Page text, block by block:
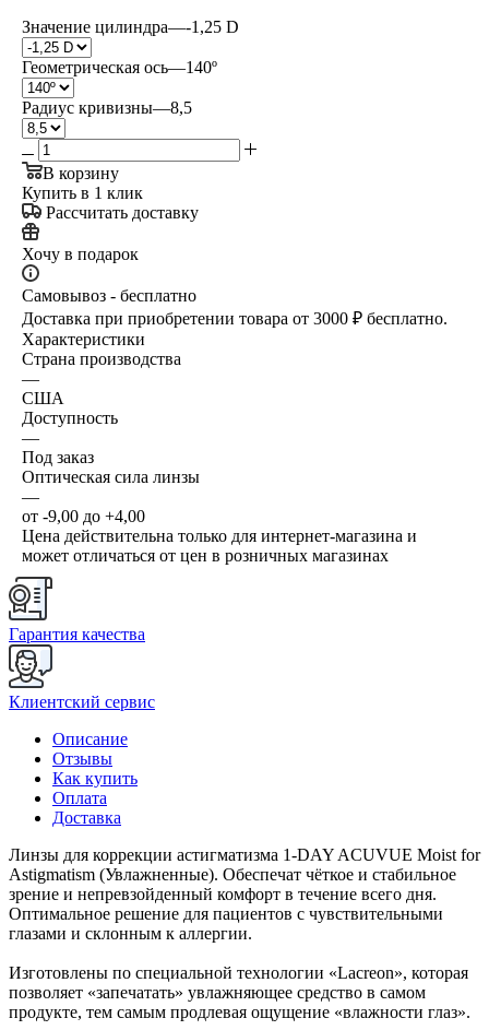
Значение цилиндра—-1,25 D
Геометрическая ось—140º
Радиус кривизны—8,5
В корзину
Купить в 1 клик
Рассчитать доставку
Хочу в подарок
Самовывоз - бесплатно
Доставка при приобретении товара от 3000 ₽ бесплатно.
Характеристики
Страна производства
—
США
Доступность
—
Под заказ
Оптическая сила линзы
—
от -9,00 до +4,00
Цена действительна только для интернет-магазина и
может отличаться от цен в розничных магазинах
Гарантия качества
Клиентский сервис
Описание
Отзывы
Как купить
Оплата
Доставка
Линзы для коррекции астигматизма 1-DAY ACUVUE Moist for
Astigmatism (Увлажненные). Обеспечат чёткое и стабильное
зрение и непревзойденный комфорт в течение всего дня.
Оптимальное решение для пациентов с чувствительными
глазами и склонным к аллергии.
Изготовлены по специальной технологии «Lacreon», которая
позволяет «запечатать» увлажняющее средство в самом
продукте, тем самым продлевая ощущение «влажности глаз».